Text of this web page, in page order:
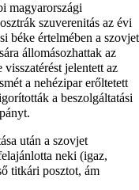
magyarországi
szuverenitás az évi
béke értelmében a szovjet
állomásozhattak az
jelentett az
a nehézipar erőltetett
a beszolgáltatási
után a szovjet
neki (igaz,
titkári posztot, ám